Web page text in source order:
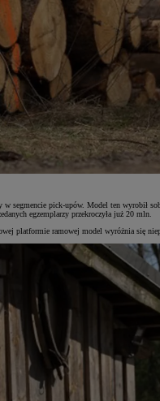
segmencie pick-upów. Model ten wyrobił
egzemplarzy przekroczyła już 20 mln.
platformie ramowej model wyróżnia się